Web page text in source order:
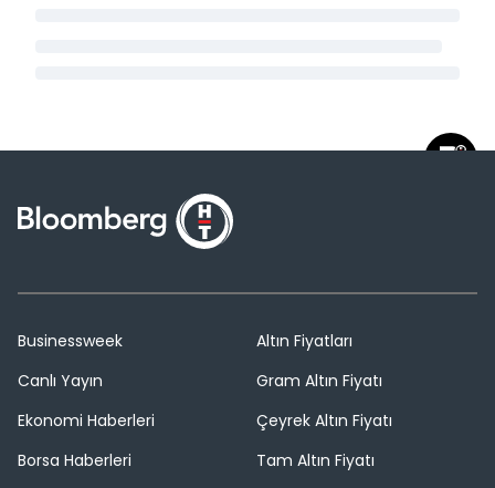
Businessweek
Canlı Yayın
Ekonomi Haberleri
Borsa Haberleri
Altın Fiyatları
Gram Altın Fiyatı
Çeyrek Altın Fiyatı
Tam Altın Fiyatı